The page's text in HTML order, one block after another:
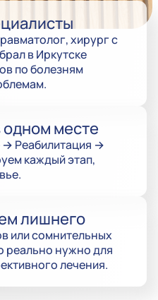
хирург с
в Иркутске
по болезням
месте
Реабилитация →
каждый этап,
лишнего
или сомнительных
реально нужно для
лечения.